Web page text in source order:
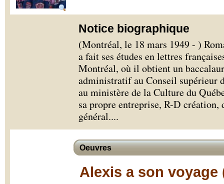
Notice biographique
(Montréal, le 18 mars 1949 - )
a fait ses études en lettres
Montréal, où il obtient un
administratif au Conseil supérieur
au ministère de la Culture du
sa propre entreprise, R-D
général....
Oeuvres
Alexis a son voyage